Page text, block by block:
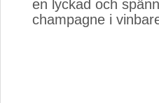
en lyckad och
champagne i